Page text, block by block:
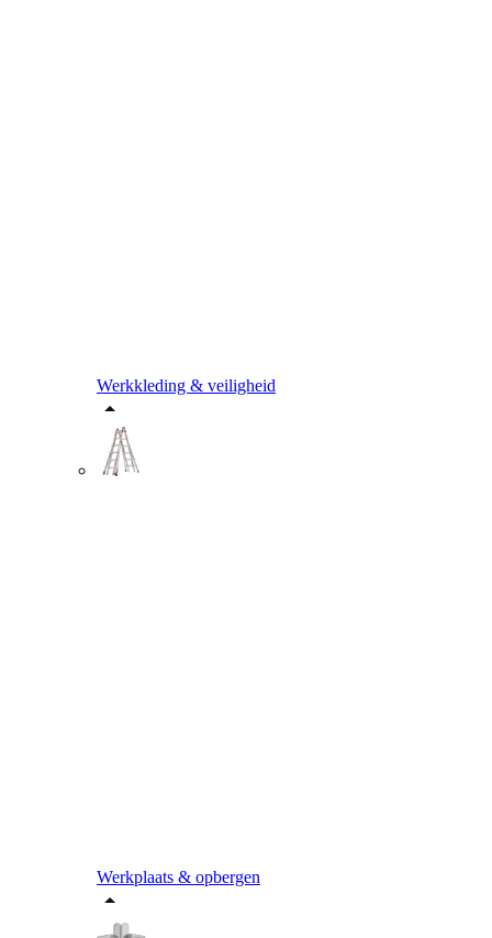
Werkkleding & veiligheid
Werkplaats & opbergen